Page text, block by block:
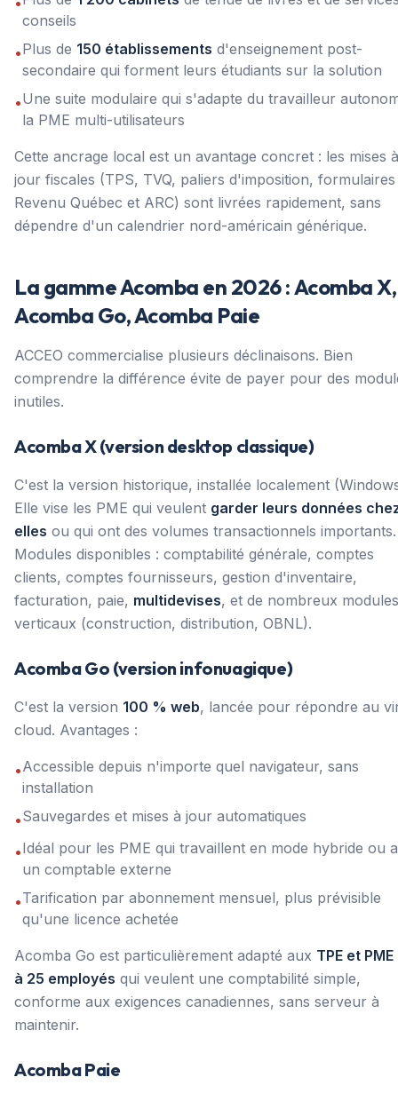
conseils
•Plus de 150 établissements d'enseignement post-
secondaire qui forment leurs étudiants sur la solution
•Une suite modulaire qui s'adapte du travailleur
la PME multi-utilisateurs
Cette ancrage local est un avantage concret : les mises à
jour fiscales (TPS, TVQ, paliers d'imposition, formulaires
Revenu Québec et ARC) sont livrées rapidement, sans
dépendre d'un calendrier nord-américain générique.
La gamme Acomba en 2026 : Acomba X,
Acomba Go, Acomba Paie
ACCEO commercialise plusieurs déclinaisons. Bien
comprendre la différence évite de payer pour des
inutiles.
Acomba X (version desktop classique)
C'est la version historique, installée localement
Elle vise les PME qui veulent garder leurs données
elles ou qui ont des volumes transactionnels importants.
Modules disponibles : comptabilité générale, comptes
clients, comptes fournisseurs, gestion d'inventaire,
facturation, paie, multidevises, et de nombreux modules
verticaux (construction, distribution, OBNL).
Acomba Go (version infonuagique)
C'est la version 100 % web, lancée pour répondre au
cloud. Avantages :
•Accessible depuis n'importe quel navigateur, sans
installation
•Sauvegardes et mises à jour automatiques
•Idéal pour les PME qui travaillent en mode hybride ou
un comptable externe
•Tarification par abonnement mensuel, plus prévisible
qu'une licence achetée
Acomba Go est particulièrement adapté aux TPE et PME
à 25 employés qui veulent une comptabilité simple,
conforme aux exigences canadiennes, sans serveur à
maintenir.
Acomba Paie